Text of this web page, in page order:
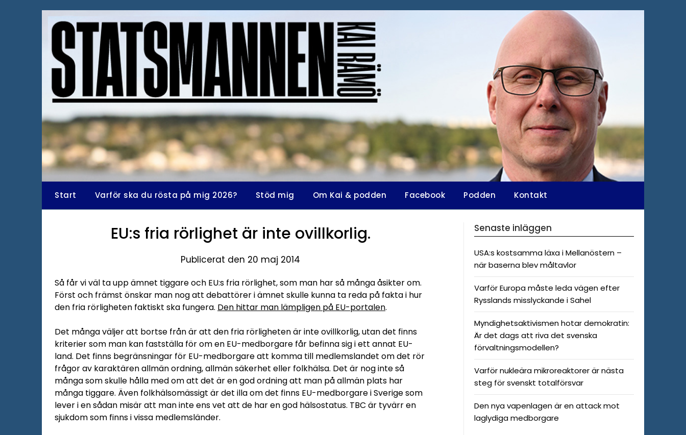
Start Varför ska du rösta på mig 2026? Stöd mig Om Kai & podden Facebook Podden Kontakt
EU:s fria rörlighet är inte ovillkorlig.
Publicerat den 20 maj 2014
Så får vi väl ta upp ämnet tiggare och EU:s fria rörlighet, som man har så många åsikter om.
Först och främst önskar man nog att debattörer i ämnet skulle kunna ta reda på fakta i hur
den fria rörligheten faktiskt ska fungera. Den hittar man lämpligen på EU-portalen.
Det många väljer att bortse från är att den fria rörligheten är inte ovillkorlig, utan det finns
kriterier som man kan fastställa för om en EU-medborgare får befinna sig i ett annat EU-
land. Det finns begränsningar för EU-medborgare att komma till medlemslandet om det rör
frågor av karaktären allmän ordning, allmän säkerhet eller folkhälsa. Det är nog inte så
många som skulle hålla med om att det är en god ordning att man på allmän plats har
många tiggare. Även folkhälsomässigt är det illa om det finns EU-medborgare i Sverige som
lever i en sådan misär att man inte ens vet att de har en god hälsostatus. TBC är tyvärr en
sjukdom som finns i vissa medlemsländer.
Senaste inläggen
USA:s kostsamma läxa i Mellanöstern –
när baserna blev måltavlor
Varför Europa måste leda vägen efter
Rysslands misslyckande i Sahel
Myndighetsaktivismen hotar demokratin:
Är det dags att riva det svenska
förvaltningsmodellen?
Varför nukleära mikroreaktorer är nästa
steg för svenskt totalförsvar
Den nya vapenlagen är en attack mot
laglydiga medborgare